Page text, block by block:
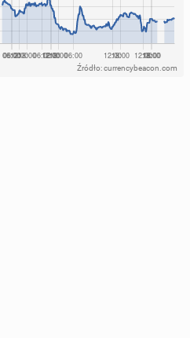
Źródło: currencybeacon.com